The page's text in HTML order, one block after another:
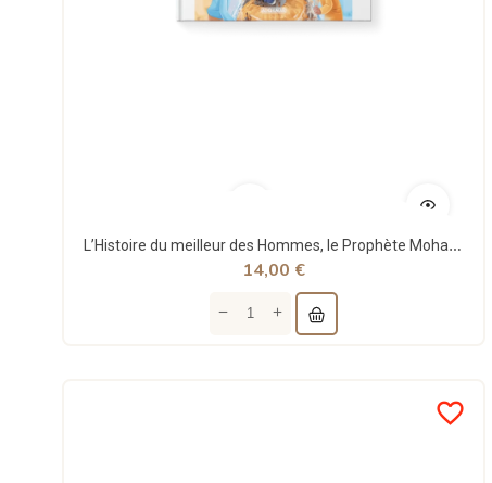
L’Histoire du meilleur des Hommes, le Prophète Mohammad ﷺ - Tome 1 - Al Qamar
14,00 €
favorite_border